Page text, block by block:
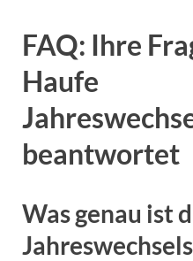
FAQ: Ihre
Haufe
beantwortet
Was genau ist